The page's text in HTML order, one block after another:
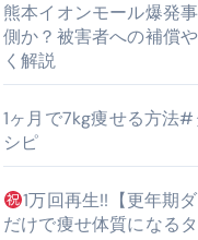
るのが独自ドメイン
熊本イオンモール爆発
側か？被害者への補償
く解説
1ヶ月で7kg痩せる方法
シピ
1万回再生!!【更年期
だけで痩せ体質になる